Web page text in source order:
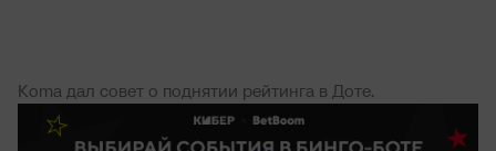
Koma дал совет о поднятии рейтинга в Доте.